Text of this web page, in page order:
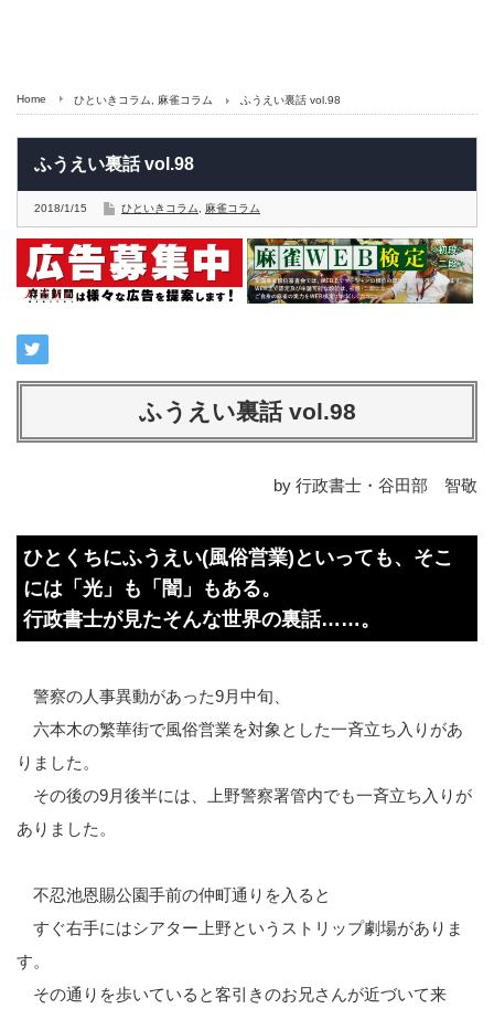
Home ひといきコラム 麻雀コラム ふうえい裏話 vol.98
ふうえい裏話 vol.98
2018/1/15 ひといきコラム 麻雀コラム
ふうえい裏話 vol.98
by 行政書士・谷田部 智敬
ひとくちにふうえい(風俗営業)といっても、そこ
には「光」も「闇」もある。
行政書士が見たそんな世界の裏話……。
警察の人事異動があった9月中旬、
六本木の繁華街で風俗営業を対象とした一斉立ち入りがあ
りました。
その後の9月後半には、上野警察署管内でも一斉立ち入りが
ありました。
不忍池恩賜公園手前の仲町通りを入ると
すぐ右手にはシアター上野というストリップ劇場がありま
す。
その通りを歩いていると客引きのお兄さんが近づいて来